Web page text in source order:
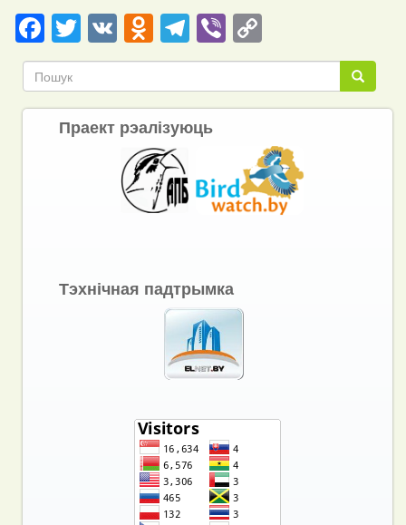
Facebook
Twitter
VKOdnoklassniki
Telegram
ViberCopy
Link Пошук
Пошук
Праект рэалізуюць
Тэхнічная падтрымка